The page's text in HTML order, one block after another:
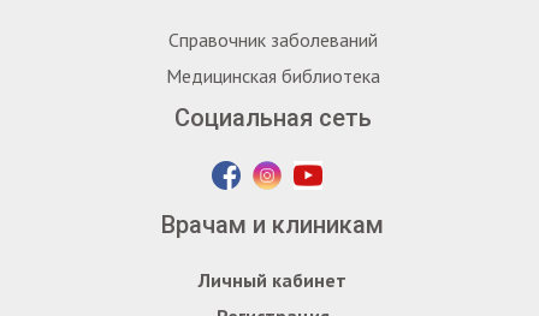
Справочник заболеваний
Медицинская библиотека
Социальная сеть
Врачам и клиникам
Личный кабинет